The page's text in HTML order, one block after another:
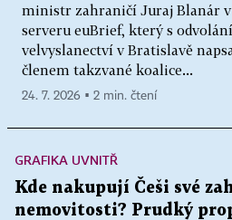
ministr zahraničí Juraj Blanár
serveru euBrief, který s
velvyslanectví v Bratislavě
členem takzvané koalice...
24. 7. 2026 ▪ 2 min. čtení
GRAFIKA UVNITŘ
Kde nakupují Češi své
nemovitosti? Prudký